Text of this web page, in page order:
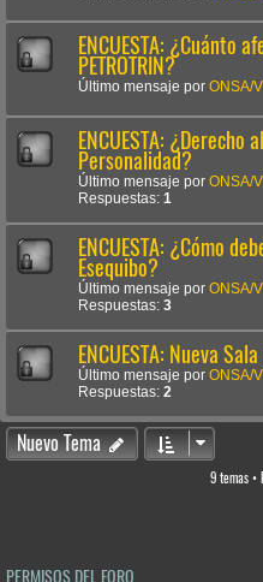
ENCUESTA: ¿Cuánto
PETROTRIN?
Último mensaje por ONSA/
ENCUESTA:
Personalidad?
Último mensaje por ONSA/
Respuestas: 1
ENCUESTA: ¿Cómo
Esequibo?
Último mensaje por ONSA/
Respuestas: 3
ENCUESTA: Nueva
Último mensaje por ONSA/
Respuestas: 2
Nuevo Tema
9 temas •
PERMISOS DEL FORO